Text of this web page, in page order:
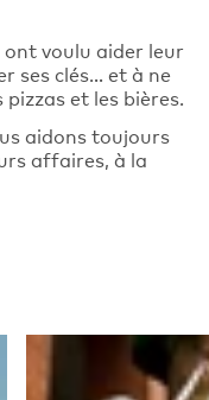
ont voulu aider leur
ses clés… et à ne
et les bières.
aidons toujours
affaires, à la